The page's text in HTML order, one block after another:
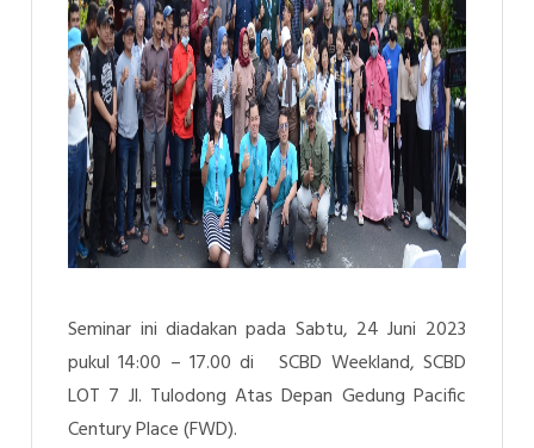
Seminar ini diadakan pada Sabtu, 24 Juni 2023
pukul 14:00 – 17.00 di SCBD Weekland, SCBD
LOT 7 Jl. Tulodong Atas Depan Gedung Pacific
Century Place (FWD).